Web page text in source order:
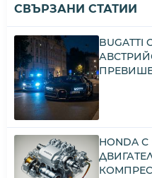
СВЪРЗАНИ СТАТИИ
HONDA